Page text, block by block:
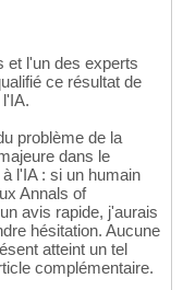
et l'un des experts
ce résultat de
problème de la
dans le
l'IA : si un humain
Annals of
avis rapide, j'aurais
hésitation. Aucune
atteint un tel
complémentaire.